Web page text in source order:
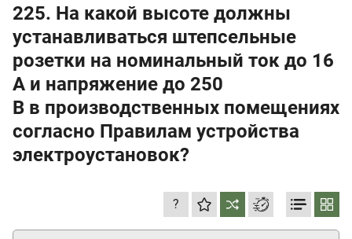
225. На какой высоте должны
устанавливаться штепсельные
розетки на номинальный ток до 16
А и напряжение до 250
В в производственных помещениях
согласно Правилам устройства
электроустановок?
?